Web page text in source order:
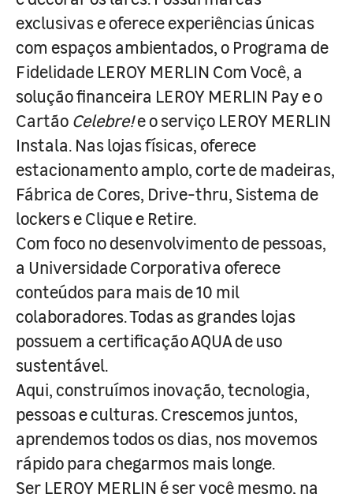
exclusivas e oferece experiências únicas
com espaços ambientados, o Programa de
Fidelidade LEROY MERLIN Com Você, a
solução financeira LEROY MERLIN Pay e o
Cartão Celebre!e o serviço LEROY MERLIN
Instala. Nas lojas físicas, oferece
estacionamento amplo, corte de madeiras,
Fábrica de Cores, Drive-thru, Sistema de
lockers e Clique e Retire.
Com foco no desenvolvimento de pessoas,
a Universidade Corporativa oferece
conteúdos para mais de 10 mil
colaboradores. Todas as grandes lojas
possuem a certificação AQUA de uso
sustentável.
Aqui, construímos inovação, tecnologia,
pessoas e culturas. Crescemos juntos,
aprendemos todos os dias, nos movemos
rápido para chegarmos mais longe.
Ser LEROY MERLIN é ser você mesmo, na